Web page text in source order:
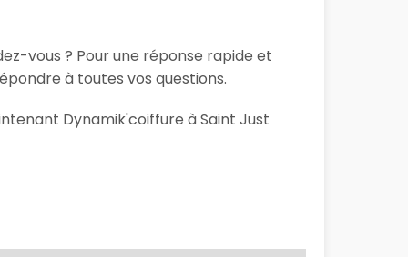
vous ? Pour une réponse rapide et
à toutes vos questions.
Dynamik'coiffure à Saint Just